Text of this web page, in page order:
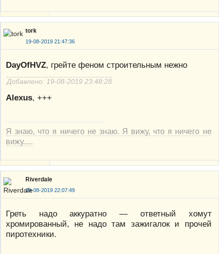
tork
19-08-2019 21:47:36
DayOfHVZ, грейте феном строительным нежно
Добавлено: 19-08-2019 23:48:28
Alexus, +++
Я знаю, что я ничего не знаю. Я вижу, что я ничего не
вижу.....
Riverdale
19-08-2019 22:07:49
Греть надо аккуратно — ответный хомут
хромированный, не надо там зажигалок и прочей
пиротехники.